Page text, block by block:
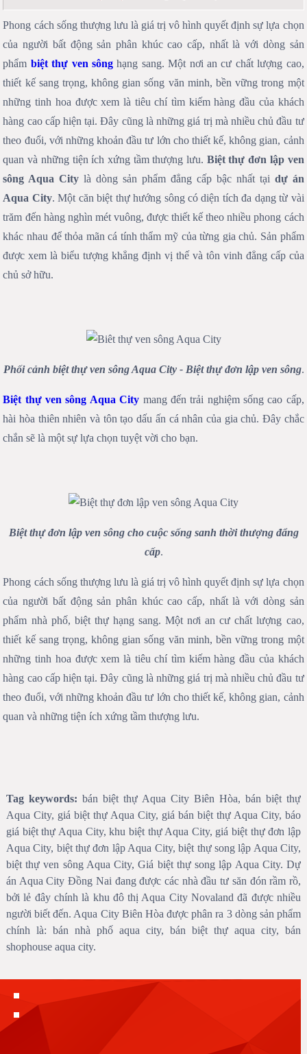
Phong cách sống thượng lưu là giá trị vô hình quyết định sự lựa chọn
của người bất động sản phân khúc cao cấp, nhất là với dòng sản
phẩm biệt thự ven sông hạng sang. Một nơi an cư chất lượng cao,
thiết kế sang trọng, không gian sống văn minh, bền vững trong một
những tinh hoa được xem là tiêu chí tìm kiếm hàng đầu của khách
hàng cao cấp hiện tại. Đây cũng là những giá trị mà nhiều chủ đầu tư
theo đuổi, với những khoản đầu tư lớn cho thiết kế, không gian, cảnh
quan và những tiện ích xứng tầm thượng lưu. Biệt thự đơn lập ven
sông Aqua City là dòng sản phẩm đẳng cấp bậc nhất tại dự án
Aqua City. Một căn biệt thự hướng sông có diện tích đa dạng từ vài
trăm đến hàng nghìn mét vuông, được thiết kế theo nhiều phong cách
khác nhau để thỏa mãn cá tính thẩm mỹ của từng gia chủ. Sản phẩm
được xem là biểu tượng khẳng định vị thế và tôn vinh đẳng cấp của
chủ sở hữu.
Phối cảnh biệt thự ven sông Aqua City - Biệt thự đơn lập ven sông.
Biệt thự ven sông Aqua City mang đến trải nghiệm sống cao cấp,
hài hòa thiên nhiên và tôn tạo dấu ấn cá nhân của gia chủ. Đây chắc
chắn sẽ là một sự lựa chọn tuyệt vời cho bạn.
Biệt thự đơn lập ven sông cho cuộc sống sanh thời thượng đẩng
cấp.
Phong cách sống thượng lưu là giá trị vô hình quyết định sự lựa chọn
của người bất động sản phân khúc cao cấp, nhất là với dòng sản
phẩm nhà phố, biệt thự hạng sang. Một nơi an cư chất lượng cao,
thiết kế sang trọng, không gian sống văn minh, bền vững trong một
những tinh hoa được xem là tiêu chí tìm kiếm hàng đầu của khách
hàng cao cấp hiện tại. Đây cũng là những giá trị mà nhiều chủ đầu tư
theo đuổi, với những khoản đầu tư lớn cho thiết kế, không gian, cảnh
quan và những tiện ích xứng tầm thượng lưu.
Tag keywords: bán biệt thự Aqua City Biên Hòa, bán biệt thự
Aqua City, giá biệt thự Aqua City, giá bán biệt thự Aqua City, báo
giá biệt thự Aqua City, khu biệt thự Aqua City, giá biệt thự đơn lập
Aqua City, biệt thự đơn lập Aqua City, biệt thự song lập Aqua City,
biệt thự ven sông Aqua City, Giá biệt thự song lập Aqua City. Dự
án Aqua City Đồng Nai đang được các nhà đầu tư săn đón rầm rồ,
bởi lẻ đây chính là khu đô thị Aqua City Novaland đã được nhiều
người biết đến. Aqua City Biên Hòa được phân ra 3 dòng sản phẩm
chính là: bán nhà phố aqua city, bán biệt thự aqua city, bán
shophouse aqua city.
Tin vui cho nhà đầu tư Aqua City khi có tin đầu tư đường liên
vùng 4 kết nối Đồng Nai - Sài Gòn